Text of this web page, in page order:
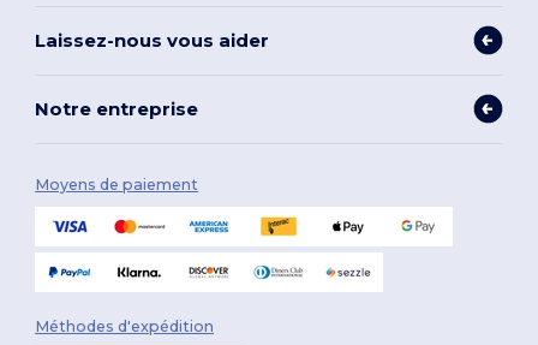
Laissez-nous vous aider
Notre entreprise
Moyens de paiement
Méthodes d'expédition